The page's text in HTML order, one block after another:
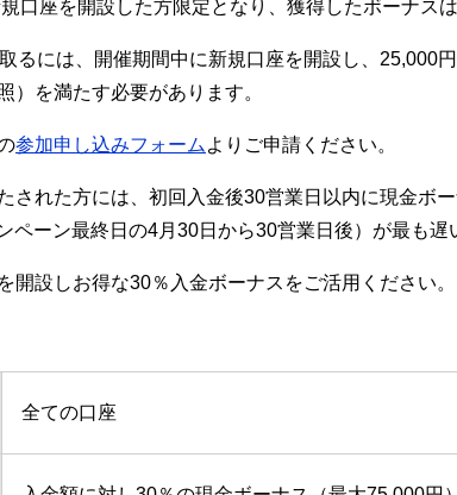
口座を開設した方限定となり、獲得したボーナス
るには、開催期間中に新規口座を開設し、25,000
を満たす必要があります。
参加申し込みフォーム よりご申請ください。
された方には、初回入金後30営業日以内に現金ボー
ーン最終日の4月30日から30営業日後）が最も遅
開設しお得な30％入金ボーナスをご活用ください。
全ての口座